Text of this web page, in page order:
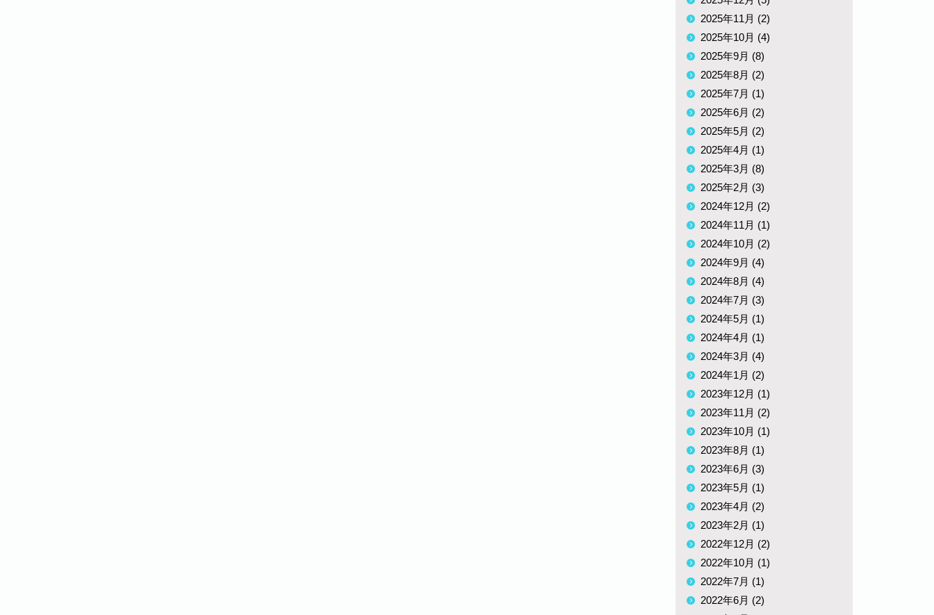
2025年11月 (2)
2025年10月 (4)
2025年9月 (8)
2025年8月 (2)
2025年7月 (1)
2025年6月 (2)
2025年5月 (2)
2025年4月 (1)
2025年3月 (8)
2025年2月 (3)
2024年12月 (2)
2024年11月 (1)
2024年10月 (2)
2024年9月 (4)
2024年8月 (4)
2024年7月 (3)
2024年5月 (1)
2024年4月 (1)
2024年3月 (4)
2024年1月 (2)
2023年12月 (1)
2023年11月 (2)
2023年10月 (1)
2023年8月 (1)
2023年6月 (3)
2023年5月 (1)
2023年4月 (2)
2023年2月 (1)
2022年12月 (2)
2022年10月 (1)
2022年7月 (1)
2022年6月 (2)